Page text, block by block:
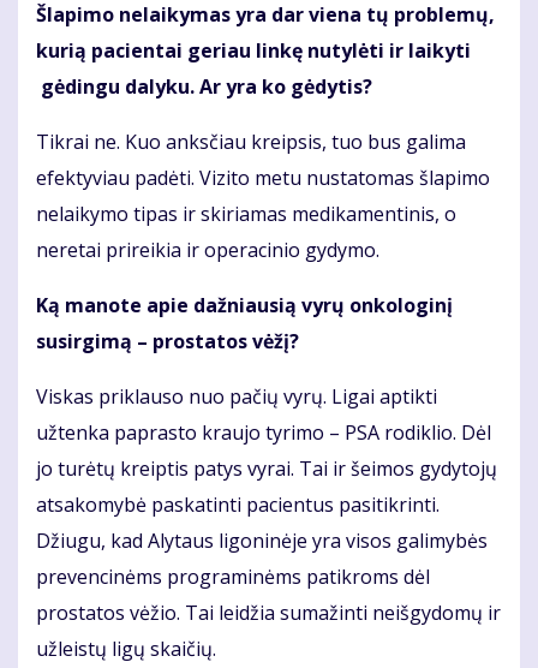
Šlapimo nelaikymas yra dar viena tų problemų,
kurią pacientai geriau linkę nutylėti ir laikyti
gėdingu dalyku. Ar yra ko gėdytis?
Tikrai ne. Kuo anksčiau kreipsis, tuo bus galima
efektyviau padėti. Vizito metu nustatomas šlapimo
nelaikymo tipas ir skiriamas medikamentinis, o
neretai prireikia ir operacinio gydymo.
Ką manote apie dažniausią vyrų onkologinį
susirgimą – prostatos vėžį?
Viskas priklauso nuo pačių vyrų. Ligai aptikti
užtenka paprasto kraujo tyrimo – PSA rodiklio. Dėl
jo turėtų kreiptis patys vyrai. Tai ir šeimos gydytojų
atsakomybė paskatinti pacientus pasitikrinti.
Džiugu, kad Alytaus ligoninėje yra visos galimybės
prevencinėms programinėms patikroms dėl
prostatos vėžio. Tai leidžia sumažinti neišgydomų ir
užleistų ligų skaičių.